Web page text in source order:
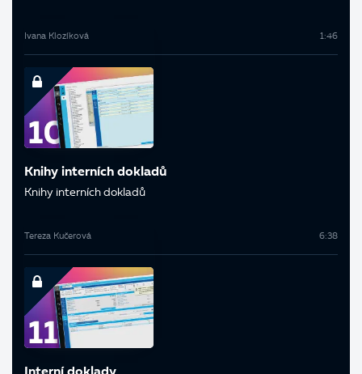
Ivana Klozíková 1:46
Knihy interních dokladů
Knihy interních dokladů
Tereza Kučerová 6:38